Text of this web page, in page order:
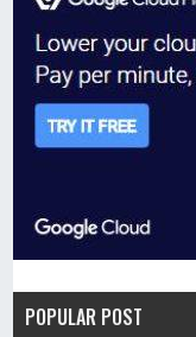
POPULAR POST